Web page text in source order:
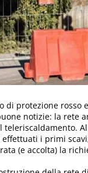
di protezione rosso
notizie: la rete
effettuati i primi
(e accolta) la